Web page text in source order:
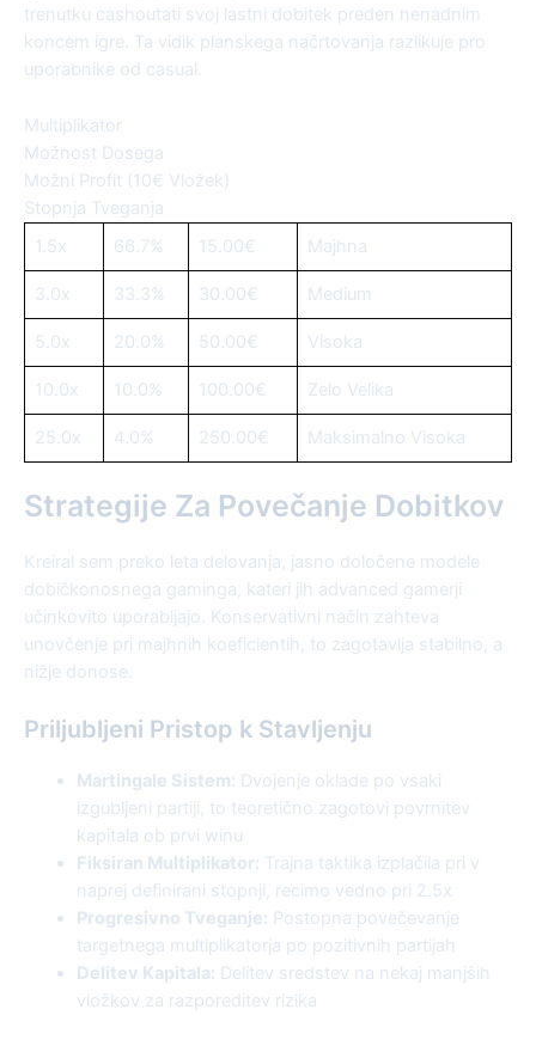
trenutku cashoutati svoj lastni dobitek preden nenadnim
koncem igre. Ta vidik planskega načrtovanja razlikuje pro
uporabnike od casual.
Multiplikator
Možnost Dosega
Možni Profit (10€ Vložek)
Stopnja Tveganja
1.5x
66.7% 15.00€ Majhna
3.0x 33.3% 30.00€ Medium
5.0x 20.0% 50.00€ Visoka
10.0x 10.0% 100.00€ Zelo Velika
25.0x 4.0% 250.00€ Maksimalno Visoka
Strategije Za Povečanje Dobitkov
Kreiral sem preko leta delovanja, jasno določene modele
dobičkonosnega gaminga, kateri jih advanced gamerji
učinkovito uporabljajo. Konservativni način zahteva
unovčenje pri majhnih koeficientih, to zagotavlja stabilno, a
nižje donose.
Priljubljeni Pristop k Stavljenju
Martingale Sistem: Dvojenje oklade po vsaki
izgubljeni partiji, to teoretično zagotovi povrnitev
kapitala ob prvi winu
Fiksiran Multiplikator: Trajna taktika izplačila pri v
naprej definirani stopnji, recimo vedno pri 2.5x
Progresivno Tveganje: Postopna povečevanje
targetnega multiplikatorja po pozitivnih partijah
Delitev Kapitala: Delitev sredstev na nekaj manjših
vložkov za razporeditev rizika